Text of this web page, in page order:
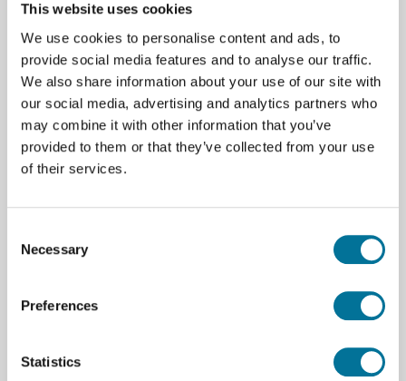
This website uses cookies
We use cookies to personalise content and ads, to
provide social media features and to analyse our traffic.
We also share information about your use of our site with
our social media, advertising and analytics partners who
may combine it with other information that you’ve
provided to them or that they’ve collected from your use
of their services.
Selection
Necessary
Preferences
Statistics
Artikelnummer: 108792
57,60 € inkl. MwSt.
Zum Warenkorb hinzufügen
Euromex SZ.1719 Preparat Musca domestica,